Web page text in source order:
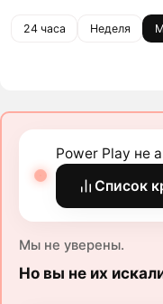
24 часа Неделя
Power Play не
Список
Мы не уверены.
Но вы не их